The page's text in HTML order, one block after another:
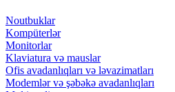
Noutbuklar
Kompüterlər
Monitorlar
Klaviatura və mauslar
Ofis avadanlıqları və ləvazimatları
Modemlər və şəbəkə avadanlıqları